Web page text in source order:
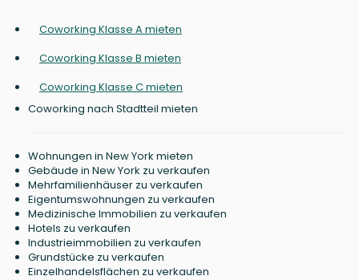
Coworking Klasse A mieten
Coworking Klasse B mieten
Coworking Klasse C mieten
Coworking nach Stadtteil mieten
Wohnungen in New York mieten
Gebäude in New York zu verkaufen
Mehrfamilienhäuser zu verkaufen
Eigentumswohnungen zu verkaufen
Medizinische Immobilien zu verkaufen
Hotels zu verkaufen
Industrieimmobilien zu verkaufen
Grundstücke zu verkaufen
Einzelhandelsflächen zu verkaufen